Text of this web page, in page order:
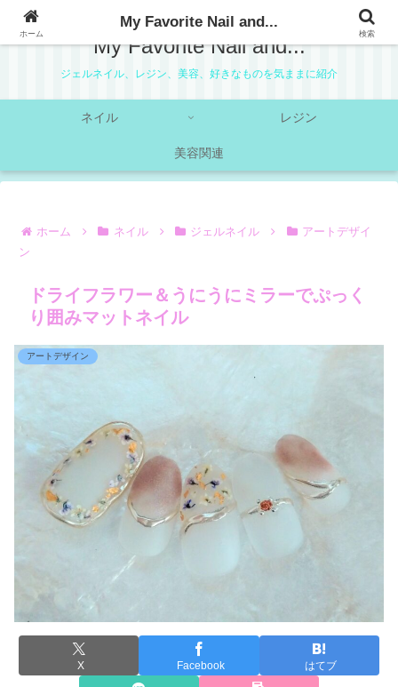
My Favorite Nail and...
ジェルネイル、レジン、美容、好きなものを気ままに紹介
ネイル レジン
美容関連
ホーム ネイル ジェルネイル
アートデザイ
ン
ドライフラワー＆うにうにミラーでぷっく
り囲みマットネイル
アートデザイン
X Facebook はてブ
ホーム
My Favorite Nail and...
検索